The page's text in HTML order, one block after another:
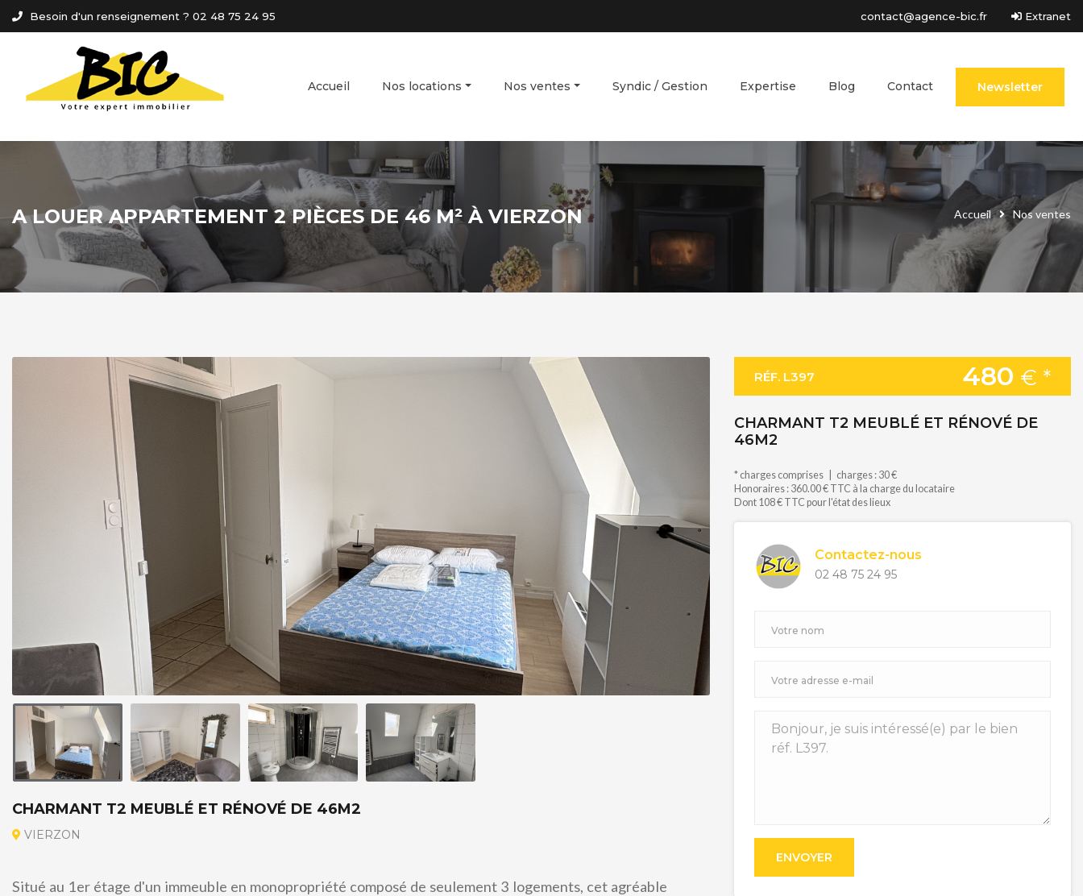
Panneau de gestion des cookies
Besoin d'un renseignement ? 02 48 75 24 95 contact@agence-bic.fr Extranet
Accueil Nos locations Nos ventes Syndic / Gestion Expertise Blog Contact Newsletter
A LOUER APPARTEMENT 2 PIÈCES DE 46 M² À VIERZON Accueil Nos ventes
CHARMANT T2 MEUBLÉ ET RÉNOVÉ DE 46M2
VIERZON
Situé au 1er étage d'un immeuble en monopropriété composé de seulement 3 logements, cet agréable
RÉF. L397 480 € *
CHARMANT T2 MEUBLÉ ET RÉNOVÉ DE
46M2
* charges comprises | charges : 30 €
Honoraires : 360.00 € TTC à la charge du locataire
Dont 108 € TTC pour l'état des lieux
Contactez-nous
02 48 75 24 95
ENVOYER